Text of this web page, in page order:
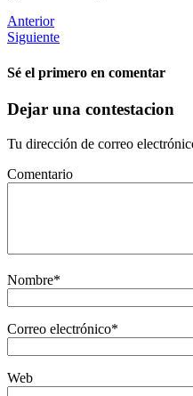
Anterior
Siguiente
Sé el primero en comentar
Dejar una contestacion
Tu dirección de correo
Comentario
Nombre*
Correo electrónico*
Web